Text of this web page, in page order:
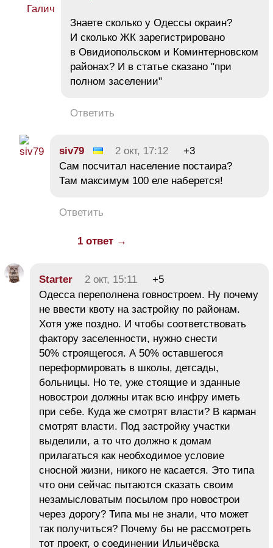
Знаете сколько у Одессы окраин?
И сколько ЖК зарегистрировано
в Овидиопольском и Коминтерновском
районах? И в статье сказано "при
полном заселении"
Ответить
siv79 2 окт, 17:12
+3
Сам посчитал население постаира?
Там максимум 100 еле наберется!
Ответить
1 ответ →
Starter 2 окт, 15:11
+5
Одесса переполнена говностроем. Ну почему
не ввести квоту на застройку по районам.
Хотя уже поздно. И чтобы соответствовать
фактору заселенности, нужно снести
50% строящегося. А 50% оставшегося
переформировать в школы, детсады,
больницы. Но те, уже стоящие и зданные
новострои должны итак всю инфру иметь
при себе. Куда же смотрят власти? В карман
смотрят власти. Под застройку участки
выделили, а то что должно к домам
прилагаться как необходимое условие
сносной жизни, никого не касается. Это типа
что они сейчас пытаются сказать своим
незамысловатым посылом про новострои
через дорогу? Типа мы не знали, что может
так получиться? Почему бы не рассмотреть
тот проект, о соединении Ильичёвска